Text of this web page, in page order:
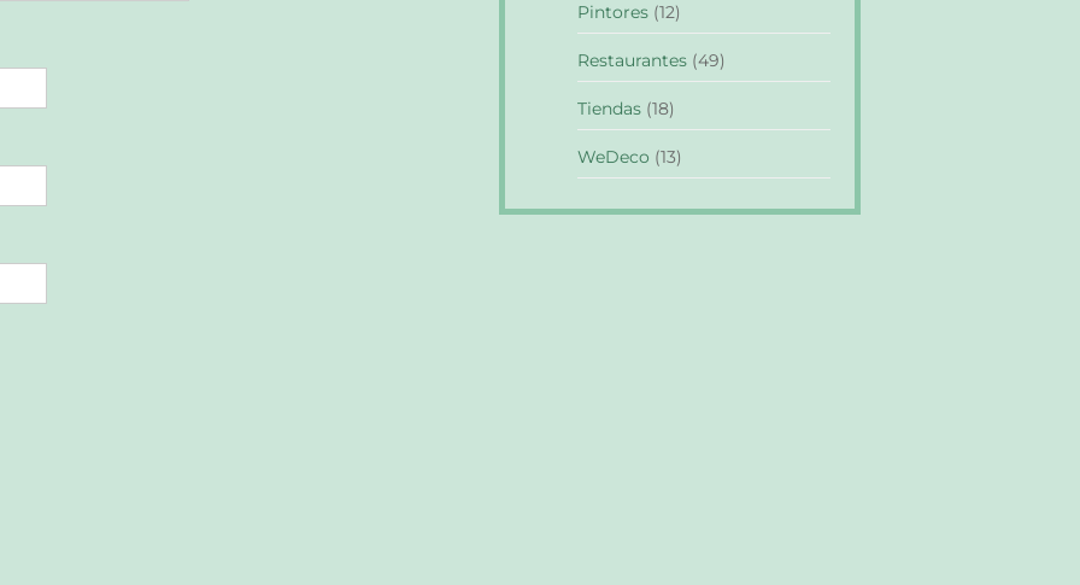
Pintores (12)
Restaurantes (49)
Tiendas (18)
WeDeco (13)